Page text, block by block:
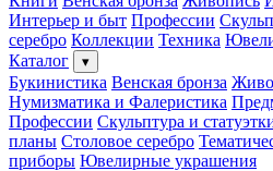
Интерьер и быт Профессии
серебро Коллекции Техника
Каталог
▾
Букинистика Венская бронза
Нумизматика и Фалеристика
Профессии Скульптура и
планы Столовое серебро
приборы Ювелирные украшения